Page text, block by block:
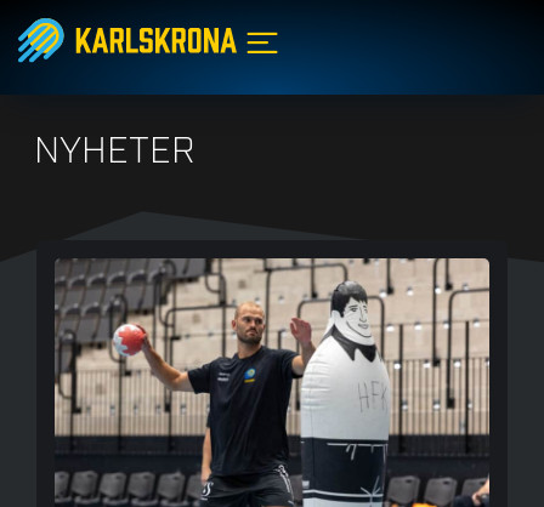
NYHETER